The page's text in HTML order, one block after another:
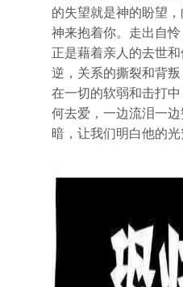
的失望就是神的盼望
神来抱着你。走出自
正是藉着亲人的去世
逆，关系的撕裂和背
在一切的软弱和击打
何去爱，一边流泪一
暗，让我们明白他的光